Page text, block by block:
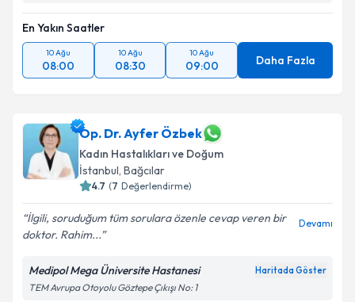
En Yakın Saatler
10 Ağu
08:00
10 Ağu
08:30
10 Ağu
09:00 Daha Fazla
Op. Dr. Ayfer Özbek
Kadın Hastalıkları ve Doğum
İstanbul, Bağcılar
4.7 (7 Değerlendirme)
İlgili, soruduğum tüm sorulara özenle cevap veren bir
doktor. Rahim...
Devamı
Medipol Mega Üniversite Hastanesi Haritada Göster
TEM Avrupa Otoyolu Göztepe Çıkışı No: 1